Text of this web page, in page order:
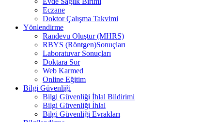
Eczane
Doktor Çalışma Takvimi
Yönlendirme
Randevu Oluştur (MHRS)
RBYS (Röntgen)Sonuçları
Laboratuvar Sonuçları
Doktara Sor
Web Karmed
Online Eğitim
Bilgi Güvenliği
Bilgi Güvenliği İhlal Bildirimi
Bilgi Güvenliği İhlal
Bilgi Güvenliği Evrakları